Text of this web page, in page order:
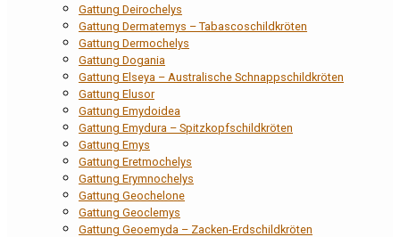
Gattung Deirochelys
Gattung Dermatemys – Tabascoschildkröten
Gattung Dermochelys
Gattung Dogania
Gattung Elseya – Australische Schnappschildkröten
Gattung Elusor
Gattung Emydoidea
Gattung Emydura – Spitzkopfschildkröten
Gattung Emys
Gattung Eretmochelys
Gattung Erymnochelys
Gattung Geochelone
Gattung Geoclemys
Gattung Geoemyda – Zacken-Erdschildkröten